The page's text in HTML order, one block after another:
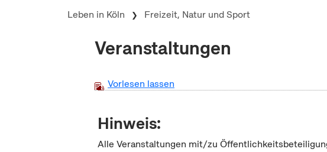
Leben in Köln Freizeit, Natur und Sport
Veranstaltungen
Vorlesen lassen
Hinweis:
Alle Veranstaltungen mit/zu